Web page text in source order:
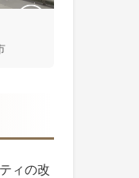
ィの改